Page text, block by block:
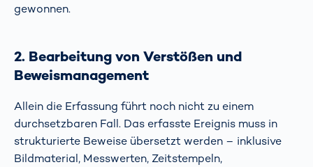
gewonnen.
2. Bearbeitung von Verstößen und
Beweismanagement
Allein die Erfassung führt noch nicht zu einem
durchsetzbaren Fall. Das erfasste Ereignis muss in
strukturierte Beweise übersetzt werden – inklusive
Bildmaterial, Messwerten, Zeitstempeln,